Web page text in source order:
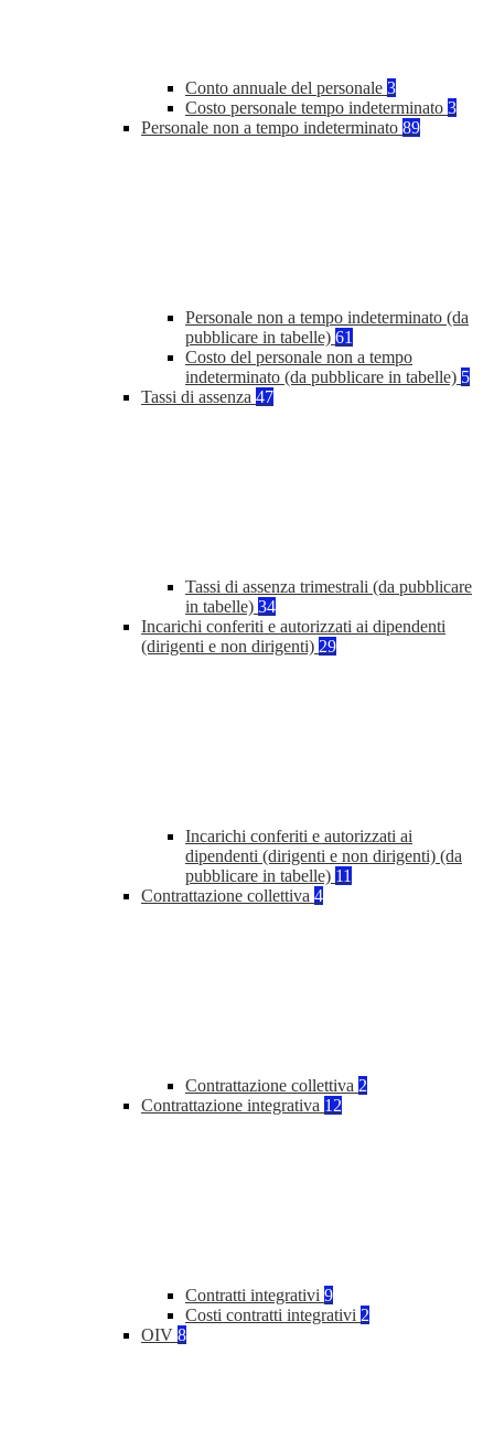
Conto annuale del personale 3
Costo personale tempo indeterminato 3
Personale non a tempo indeterminato 89
Personale non a tempo indeterminato (da
pubblicare in tabelle) 61
Costo del personale non a tempo
indeterminato (da pubblicare in tabelle) 5
Tassi di assenza 47
Tassi di assenza trimestrali (da pubblicare
in tabelle) 34
Incarichi conferiti e autorizzati ai dipendenti
(dirigenti e non dirigenti) 29
Incarichi conferiti e autorizzati ai
dipendenti (dirigenti e non dirigenti) (da
pubblicare in tabelle) 11
Contrattazione collettiva 4
Contrattazione collettiva 2
Contrattazione integrativa 12
Contratti integrativi 9
Costi contratti integrativi 2
OIV 8